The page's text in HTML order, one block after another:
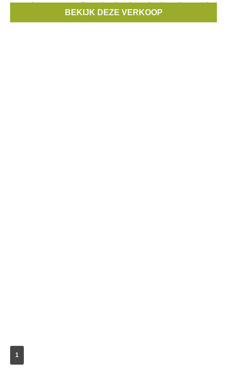
november geven we elk weekend serieuze kortingen* op stock-
en toonzaalmodellen! HoudBEKIJK DEZE VERKOOP
1